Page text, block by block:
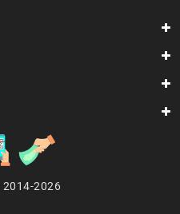
2014-2026